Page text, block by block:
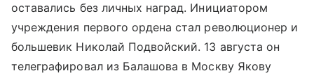
оставались без личных наград. Инициатором
учреждения первого ордена стал революционер и
большевик Николай Подвойский. 13 августа он
телеграфировал из Балашова в Москву Якову